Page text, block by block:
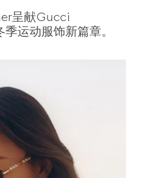
呈献Gucci
运动服饰新篇章。